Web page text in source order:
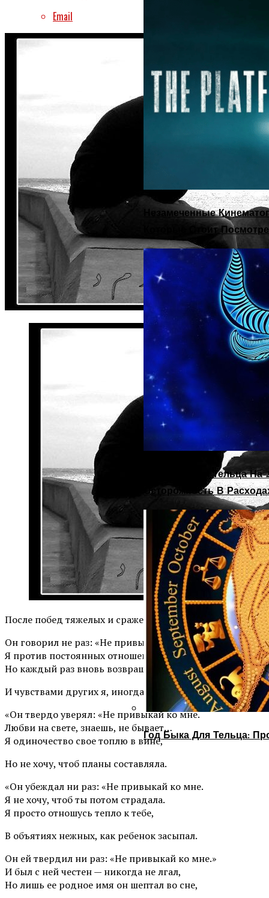
Незамеченные
Которые Стоит
Гороскоп Для Тельца
Осторожность В
Год Быка Для Тельца:
Email
После побед тяжелых и сражений.
Он говорил не раз: «Не привыкай ко мне.
Я против постоянных отношений.»
Но каждый раз вновь возвращался к ней
И чувствами других я, иногда, играю.
«Он твердо уверял: «Не привыкай ко мне.
Любви на свете, знаешь, не бывает…
Я одиночество свое топлю в вине,
Но не хочу, чтоб планы составляла.
«Он убеждал ни раз: «Не привыкай ко мне.
Я не хочу, чтоб ты потом страдала.
Я просто отношусь тепло к тебе,
В объятиях нежных, как ребенок засыпал.
Он ей твердил ни раз: «Не привыкай ко мне.»
И был с ней честен — никогда не лгал,
Но лишь ее родное имя он шептал во сне,